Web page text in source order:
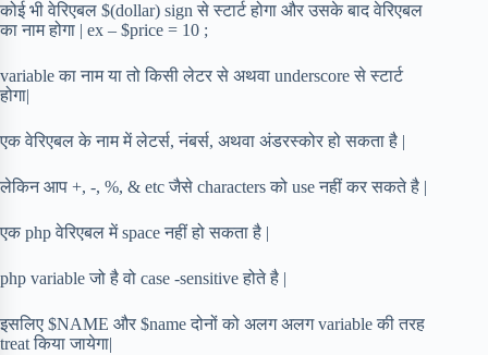
कोई भी वेरिएबल $(dollar) sign से स्टार्ट होगा और उसके बाद वेरिएबल
का नाम होगा | ex – $price = 10 ;
variable का नाम या तो किसी लेटर से अथवा underscore से स्टार्ट
होगा|
एक वेरिएबल के नाम में लेटर्स, नंबर्स, अथवा अंडरस्कोर हो सकता है |
लेकिन आप +, -, %, & etc जैसे characters को use नहीं कर सकते है |
एक php वेरिएबल में space नहीं हो सकता है |
php variable जो है वो case -sensitive होते है |
इसलिए $NAME और $name दोनों को अलग अलग variable की तरह
treat किया जायेगा|